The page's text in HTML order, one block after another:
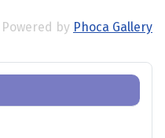
Powered by Phoca Gallery